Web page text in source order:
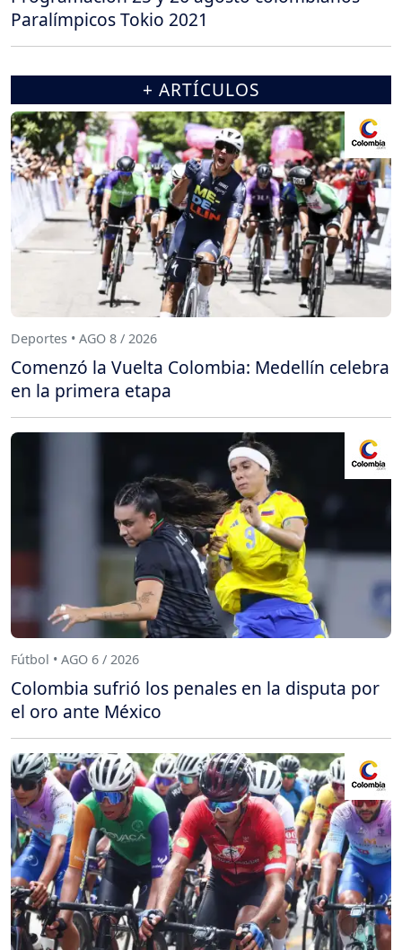
Paralímpicos Tokio 2021
+ ARTÍCULOS
Deportes • AGO 8 / 2026
Comenzó la Vuelta Colombia: Medellín celebra
en la primera etapa
Fútbol • AGO 6 / 2026
Colombia sufrió los penales en la disputa por
el oro ante México